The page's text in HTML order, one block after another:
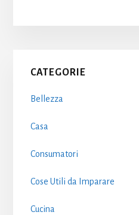
Primary
Sidebar
CATEGORIE
Bellezza
Casa
Consumatori
Cose Utili da Imparare
Cucina